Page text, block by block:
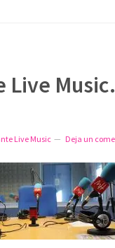
Live
Live Music Deja un